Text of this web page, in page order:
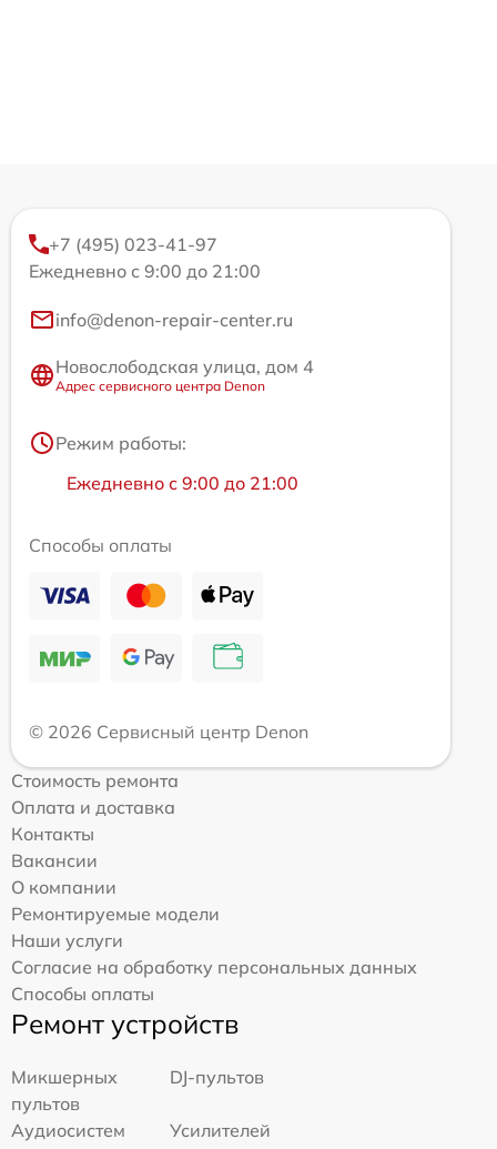
+7 (495) 023-41-97
Ежедневно с 9:00 до 21:00
info@denon-repair-center.ru
Новослободская улица, дом 4
Адрес сервисного центра Denon
Режим работы:
Ежедневно с 9:00 до 21:00
Способы оплаты
© 2026 Сервисный центр Denon
Стоимость ремонта
Оплата и доставка
Контакты
Вакансии
О компании
Ремонтируемые модели
Наши услуги
Согласие на обработку персональных данных
Способы оплаты
Ремонт устройств
Микшерных
пультов
DJ-пультов
Аудиосистем
Усилителей